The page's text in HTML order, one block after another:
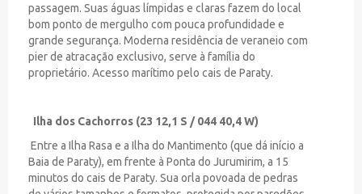
passagem. Suas águas límpidas e claras fazem do local
bom ponto de mergulho com pouca profundidade e
grande segurança. Moderna residência de veraneio com
pier de atracação exclusivo, serve à família do
proprietário. Acesso marítimo pelo cais de Paraty.
Ilha dos Cachorros (23 12,1 S / 044 40,4 W)
Entre a Ilha Rasa e a Ilha do Mantimento (que dá início a
Baia de Paraty), em frente à Ponta do Jurumirim, a 15
minutos do cais de Paraty. Sua orla povoada de pedras